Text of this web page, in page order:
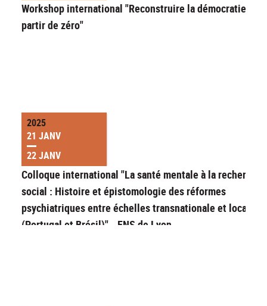
Workshop international "Reconstruire la démocratie à
partir de zéro"
2025
21 JANV
22 JANV
Colloque international "La santé mentale à la recherche
social : Histoire et épistomologie des réformes
psychiatriques entre échelles transnationale et locale
(Portugal et Brésil)" - ENS de Lyon